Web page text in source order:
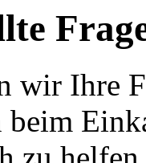
wir Ihre